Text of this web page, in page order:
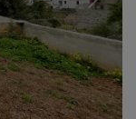
Next